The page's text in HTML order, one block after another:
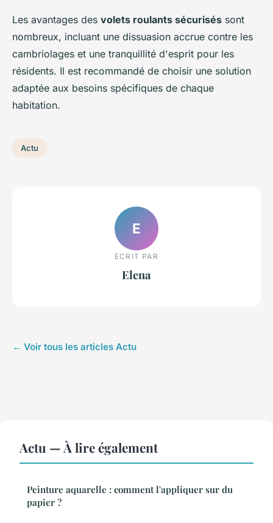
Les avantages des volets roulants sécurisés sont
nombreux, incluant une dissuasion accrue contre les
cambriolages et une tranquillité d'esprit pour les
résidents. Il est recommandé de choisir une solution
adaptée aux besoins spécifiques de chaque
habitation.
Actu
E
ECRIT PAR
Elena
← Voir tous les articles Actu
Actu — À lire également
Peinture aquarelle : comment l'appliquer sur du
papier ?